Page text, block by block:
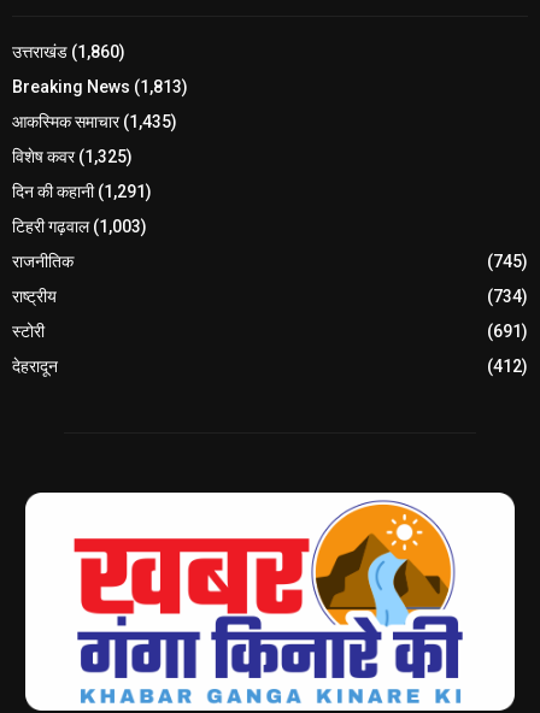
उत्तराखंड (1,860)
Breaking News (1,813)
आकस्मिक समाचार(1,435)
विशेष कवर(1,325)
दिन की कहानी(1,291)
टिहरी गढ़वाल(1,003)
राजनीतिक
(745)
राष्ट्रीय
(734)
स्टोरी
(691)
देहरादून
(412)